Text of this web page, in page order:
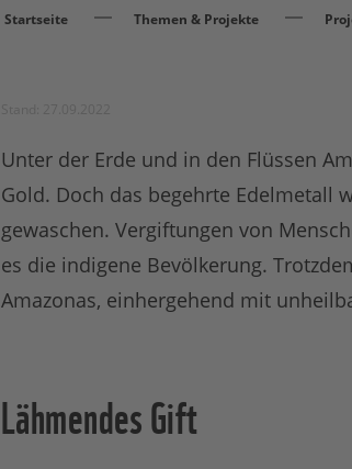
Startseite Themen & Projekte
Unter der Erde und in den Flüssen
Gold. Doch das begehrte Edelmetall
gewaschen. Vergiftungen von
es die indigene Bevölkerung.
Amazonas, einhergehend mit
Lähmendes Gift